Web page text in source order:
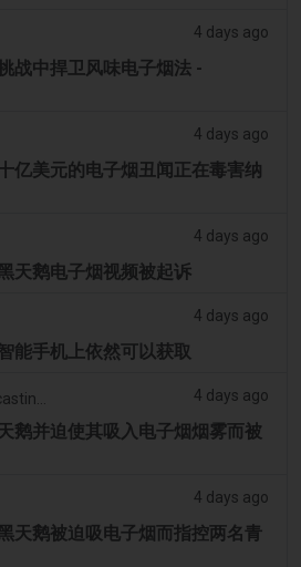
4 days ago
战中捍卫风味电子烟法 -
4 days ago
亿美元的电子烟丑闻正在毒害纳
4 days ago
天鹅电子烟视频被起诉
4 days ago
能手机上依然可以获取
4 days ago
鹅并迫使其吸入电子烟烟雾而被
4 days ago
天鹅被迫吸电子烟而指控两名青